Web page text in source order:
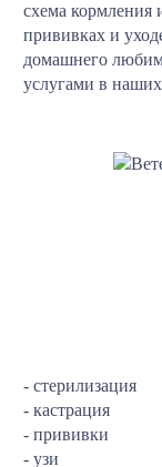
схема
прививках и
домашнего
услугами в
- стерилизация
- кастрация
- прививки
- узи